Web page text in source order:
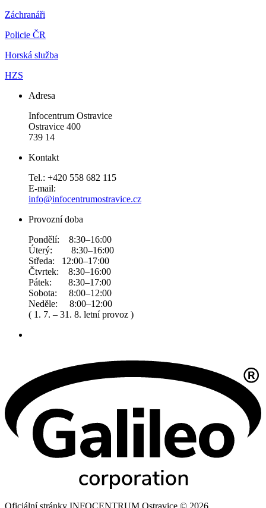
Záchranáři
Policie ČR
Horská služba
HZS
Adresa
Infocentrum Ostravice
Ostravice 400
739 14
Kontakt
Tel.: +420 558 682 115
E-mail:
info@infocentrumostravice.cz
Provozní doba
Pondělí: 8:30–16:00
Úterý: 8:30–16:00
Středa: 12:00–17:00
Čtvrtek: 8:30–16:00
Pátek: 8:30–17:00
Sobota: 8:00–12:00
Neděle: 8:00–12:00
( 1. 7. – 31. 8. letní provoz )
Oficiální stránky INFOCENTRUM Ostravice © 2026